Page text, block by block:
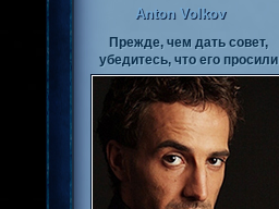
Anton Volkov
Прежде, чем дать совет,
убедитесь, что его просили